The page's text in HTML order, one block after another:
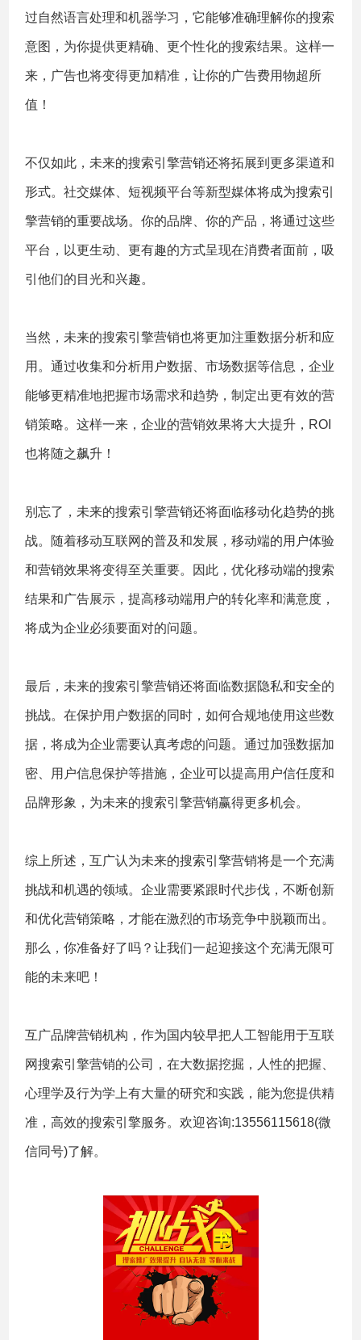
过自然语言处理和机器学习，它能够准确理解你的搜索
意图，为你提供更精确、更个性化的搜索结果。这样一
来，广告也将变得更加精准，让你的广告费用物超所
值！
不仅如此，未来的搜索引擎营销还将拓展到更多渠道和
形式。社交媒体、短视频平台等新型媒体将成为搜索引
擎营销的重要战场。你的品牌、你的产品，将通过这些
平台，以更生动、更有趣的方式呈现在消费者面前，吸
引他们的目光和兴趣。
当然，未来的搜索引擎营销也将更加注重数据分析和应
用。通过收集和分析用户数据、市场数据等信息，企业
能够更精准地把握市场需求和趋势，制定出更有效的营
销策略。这样一来，企业的营销效果将大大提升，ROI
也将随之飙升！
别忘了，未来的搜索引擎营销还将面临移动化趋势的挑
战。随着移动互联网的普及和发展，移动端的用户体验
和营销效果将变得至关重要。因此，优化移动端的搜索
结果和广告展示，提高移动端用户的转化率和满意度，
将成为企业必须要面对的问题。
最后，未来的搜索引擎营销还将面临数据隐私和安全的
挑战。在保护用户数据的同时，如何合规地使用这些数
据，将成为企业需要认真考虑的问题。通过加强数据加
密、用户信息保护等措施，企业可以提高用户信任度和
品牌形象，为未来的搜索引擎营销赢得更多机会。
综上所述，互广认为未来的搜索引擎营销将是一个充满
挑战和机遇的领域。企业需要紧跟时代步伐，不断创新
和优化营销策略，才能在激烈的市场竞争中脱颖而出。
那么，你准备好了吗？让我们一起迎接这个充满无限可
能的未来吧！
互广品牌营销机构，作为国内较早把人工智能用于互联
网搜索引擎营销的公司，在大数据挖掘，人性的把握、
心理学及行为学上有大量的研究和实践，能为您提供精
准，高效的搜索引擎服务。欢迎咨询:13556115618(微
信同号)了解。